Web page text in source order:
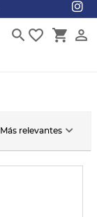
person_outline
shopping_cart
favorite_border
search
Más relevantes